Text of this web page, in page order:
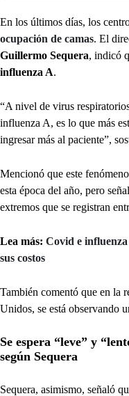
En los últimos días, los
ocupación de camas. El
Guillermo Sequera, indicó
influenza A.
“A nivel de virus
influenza A, es lo que más
ingresar más al paciente”,
Mencionó que este
esta época del año, pero
extremos que se registran
Lea más: Covid e
sus costos
También comentó que en la
Unidos, se está observando
Se espera “leve” y
según Sequera
Sequera, asimismo, señaló